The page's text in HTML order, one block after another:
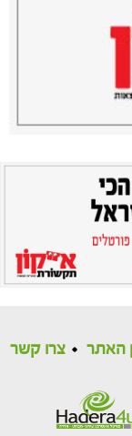
האתר צרו קשר